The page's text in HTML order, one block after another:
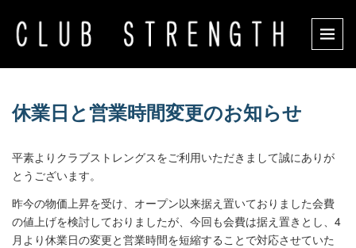
休業日と営業時間変更のお知らせ
平素よりクラブストレングスをご利用いただきまして誠にありが
とうございます。
昨今の物価上昇を受け、オープン以来据え置いておりました会費
の値上げを検討しておりましたが、今回も会費は据え置きとし、4
月より休業日の変更と営業時間を短縮することで対応させていた